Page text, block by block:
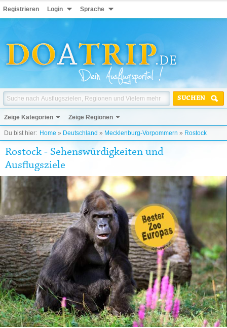
Registrieren Login Sprache
SUCHEN
Zeige Kategorien Zeige Regionen
Du bist hier: Home » Deutschland » Mecklenburg-Vorpommern » Rostock
Rostock - Sehenswürdigkeiten und
Ausflugsziele